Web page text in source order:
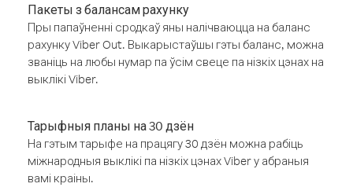
Пакеты з балансам рахунку
Пры папаўненні сродкаў яны налічваюцца на баланс
рахунку Viber Out. Выкарыстаўшы гэты баланс, можна
званіць на любы нумар па ўсім свеце па нізкіх цэнах на
выклікі Viber.
Тарыфныя планы на 30 дзён
На гэтым тарыфе на працягу 30 дзён можна рабіць
міжнародныя выклікі па нізкіх цэнах Viber у абраныя
вамі краіны.